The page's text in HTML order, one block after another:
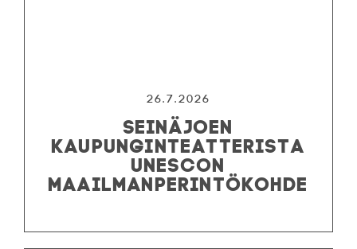
26.7.2026
SEINÄJOEN
KAUPUNGINTEATTERISTA
UNESCON
MAAILMANPERINTÖKOHDE